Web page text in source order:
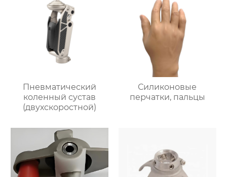
Пневматический
коленный сустав
(двухскоростной)
Силиконовые
перчатки, пальцы